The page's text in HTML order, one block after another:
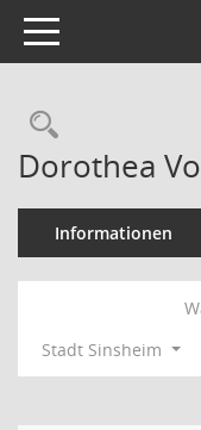
Toggle navigation
Dorothea
Informationen
Stadt Sinsheim